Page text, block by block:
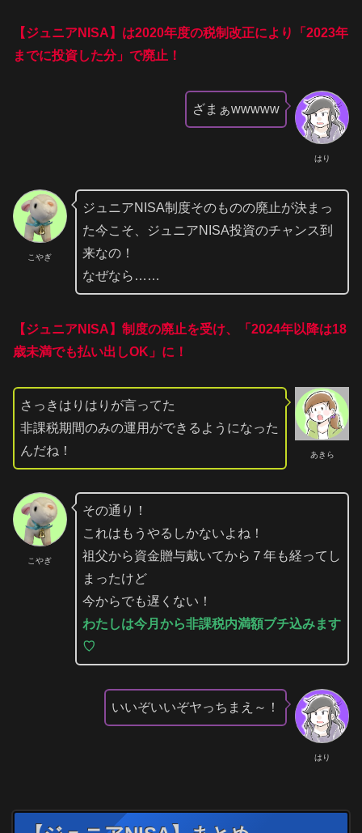
【ジュニアNISA】は2020年度の税制改正により「2023年
までに投資した分」で廃止！
はり
ざまぁwwwww
こやぎ
ジュニアNISA制度そのものの廃止が決まっ
た今こそ、ジュニアNISA投資のチャンス到
来なの！
なぜなら……
【ジュニアNISA】制度の廃止を受け、「2024年以降は18
歳未満でも払い出しOK」に！
あきら
さっきはりはりが言ってた
非課税期間のみの運用ができるようになった
んだね！
こやぎ
その通り！
これはもうやるしかないよね！
祖父から資金贈与戴いてから７年も経ってし
まったけど
今からでも遅くない！
わたしは今月から非課税内満額ブチ込みます
♡
はり
いいぞいいぞヤっちまえ～！